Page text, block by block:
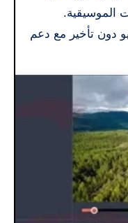
الموسيقية.
دون تأخير مع دعم